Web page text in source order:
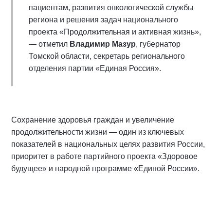
пациентам, развития онкологической службы
региона и решения задач национального
проекта «Продолжительная и активная жизнь»,
— отметил Владимир Мазур, губернатор
Томской области, секретарь регионального
отделения партии «Единая Россия».
Сохранение здоровья граждан и увеличение
продолжительности жизни — один из ключевых
показателей в национальных целях развития России,
приоритет в работе партийного проекта «Здоровое
будущее» и народной программе «Единой России».